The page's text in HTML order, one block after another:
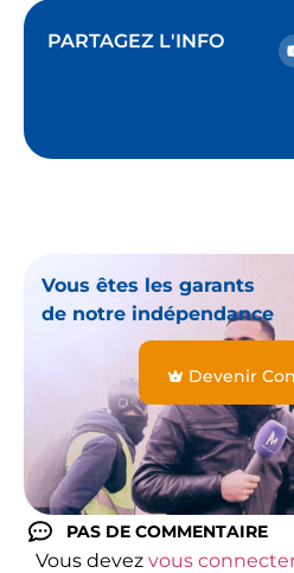
PARTAGEZ L'INFO
Vous êtes les garants
de notre indépendance
Devenir
PAS DE COMMENTAIRE
Vous devez vous